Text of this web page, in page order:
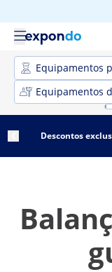
Equipamentos
Equipamentos
Descontos